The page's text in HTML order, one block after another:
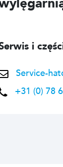
i
Service-
+31 (0) 78